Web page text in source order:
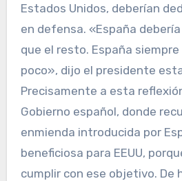
Estados Unidos, deberían
en defensa. «España
que el resto. España
poco», dijo el presidente
Precisamente a esta
Gobierno español, donde
enmienda introducida por
beneficiosa para EEUU,
cumplir con ese objetivo. De